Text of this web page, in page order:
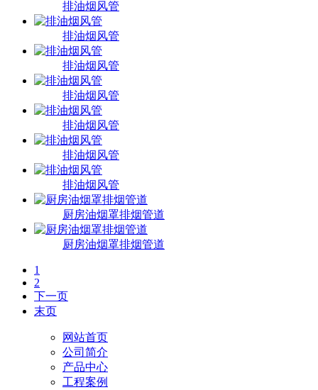
排油烟风管
排油烟风管
排油烟风管
排油烟风管
排油烟风管
排油烟风管
排油烟风管
厨房油烟罩排烟管道
厨房油烟罩排烟管道
1
2
下一页
末页
网站首页
公司简介
产品中心
工程案例